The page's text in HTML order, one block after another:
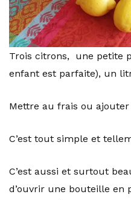
Trois citrons, une petite
enfant est parfaite), un
Mettre au frais ou ajouter
C’est tout simple et
C’est aussi et surtout
d’ouvrir une bouteille en